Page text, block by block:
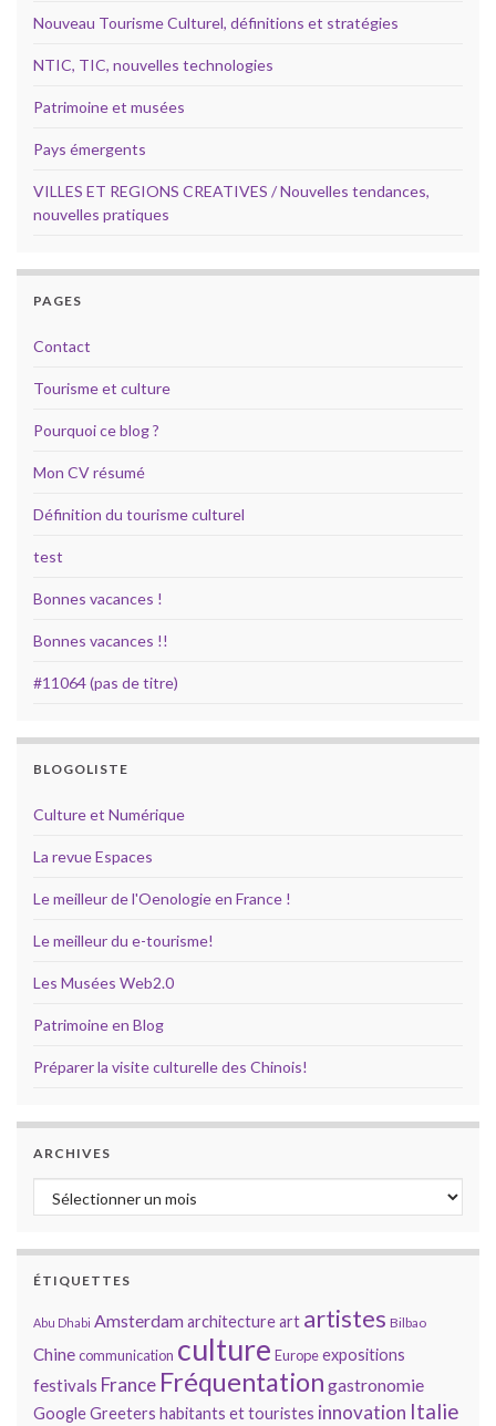
Nouveau Tourisme Culturel, définitions et stratégies
NTIC, TIC, nouvelles technologies
Patrimoine et musées
Pays émergents
VILLES ET REGIONS CREATIVES / Nouvelles tendances,
nouvelles pratiques
PAGES
Contact
Tourisme et culture
Pourquoi ce blog ?
Mon CV résumé
Définition du tourisme culturel
test
Bonnes vacances !
Bonnes vacances !!
#11064 (pas de titre)
BLOGOLISTE
Culture et Numérique
La revue Espaces
Le meilleur de l'Oenologie en France !
Le meilleur du e-tourisme!
Les Musées Web2.0
Patrimoine en Blog
Préparer la visite culturelle des Chinois!
ARCHIVES
Archives
ÉTIQUETTES
Abu Dhabi Amsterdamarchitectureart artistes Bilbao
Chinecommunication culture Europeexpositions
festivals France Fréquentation gastronomie
GoogleGreeters habitants et touristes innovation Italie